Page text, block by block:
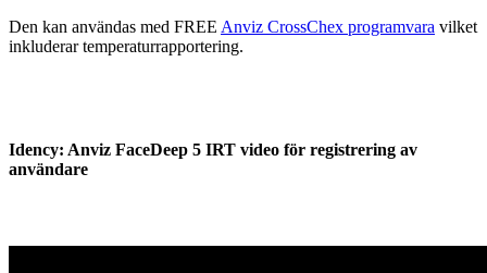
Den kan användas med FREE Anviz CrossChex programvara vilket
inkluderar temperaturrapportering.
Idency: Anviz FaceDeep 5 IRT video för registrering av
användare